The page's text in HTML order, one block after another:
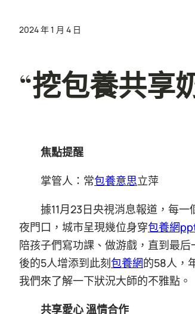
2024 年 1 月 4 日
“挖包養共享
焦點提醒
掌管人：常包養意思立萍
據11月23日央視消息報道，每
夜門口，城市呈現幾位身穿包養網
陪孩子們寫功課、做游戲，直到最
後的5人增添到此刻包養網的58人，
我們來了解一下狀況大師的不雅點。
共享愛心 溫情合作